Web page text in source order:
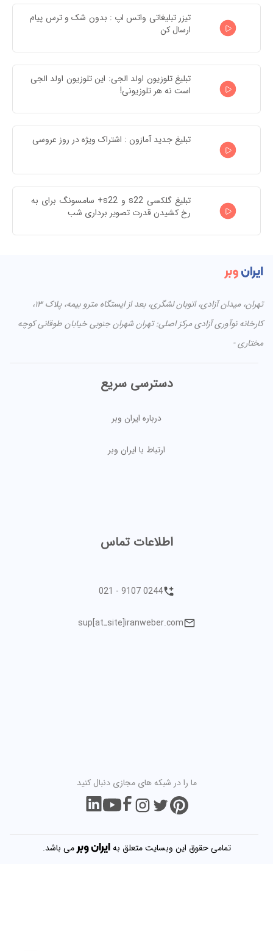
تیزر تبلیغاتی واتس اپ : بدون شک و ترس پیام
ارسال کن
تبلیغ تلوزیون اولد الجی: این تلوزیون اولد الجی
است نه هر تلوزیونی!
تبلیغ جدید آمازون : اشتراک ویژه در روز عروسی
تبلیغ گلکسی s22 و s22+ سامسونگ برای به
رخ کشیدن قدرت تصویر برداری شب
تهران، میدان آزادی، اتوبان لشگری، بعد از ایستگاه مترو بیمه، پلاک ۱۳،
کارخانه نوآوری آزادی مرکز اصلی: تهران شهران جنوبی خیابان طوقانی کوچه
مختاری -
دسترسی سریع
درباره ایران وبر
ارتباط با ایران وبر
اطلاعات تماس
021 - 9107 0244
sup[atـsite]iranweber.com
ما را در شبکه های مجازی دنبال کنید
تمامی حقوق این وبسایت متعلق بهایرانوبرمی باشد.